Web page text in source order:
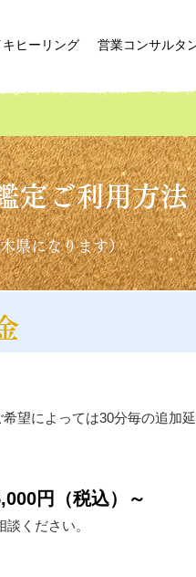
キヒーリング 営業コンサルタ
定ご利用方法
県になります）
望によっては30分毎の追加延
円（税込）～
ください。